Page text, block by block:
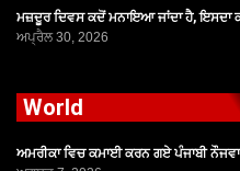
ਮਜ਼ਦੂਰ ਦਿਵਸ ਕਦੋਂ ਮਨਾਇਆ ਜਾਂਦਾ ਹੈ, ਇਸਦਾ
ਅਪ੍ਰੈਲ 30, 2026
World
ਅਮਰੀਕਾ ਵਿਚ ਕਮਾਈ ਕਰਨ ਗਏ ਪੰਜਾਬੀ